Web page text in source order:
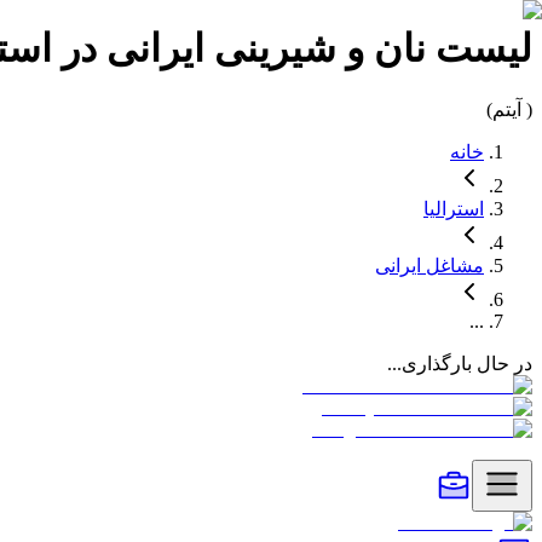
لیست نان و شیرینی ایرانی در
( آیتم)
خانه
استرالیا
مشاغل ایرانی
...
در حال بارگذاری...